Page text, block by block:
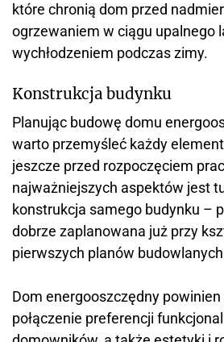
które chronią dom przed
ogrzewaniem w ciągu upalnego
wychłodzeniem podczas zimy.
Konstrukcja budynku
Planując budowę domu
warto przemyśleć każdy
jeszcze przed rozpoczęciem
najważniejszych aspektów jest
konstrukcja samego budynku –
dobrze zaplanowana już przy
pierwszych planów
Dom energooszczędny
połączenie preferencji